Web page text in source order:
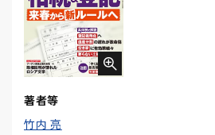
著者等
竹内 亮